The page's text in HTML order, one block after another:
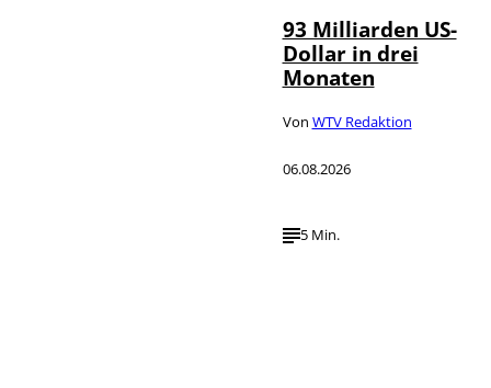
93 Milliarden US-
Dollar in drei
Monaten
Von WTV Redaktion
06.08.2026
5 Min.